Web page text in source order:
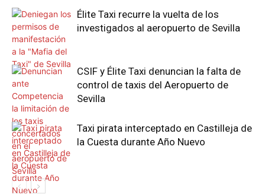
Élite Taxi recurre la vuelta de los
investigados al aeropuerto de Sevilla
CSIF y Élite Taxi denuncian la falta de
control de taxis del Aeropuerto de
Sevilla
Taxi pirata interceptado en Castilleja de
la Cuesta durante Año Nuevo